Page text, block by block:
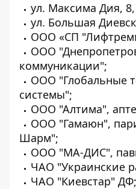
ул. Максима Дия, 8,
ул. Большая
ООО «СП
ООО
коммуникации";
ООО "Глобальные
системы";
ООО "Алтима",
ООО "Гамаюн",
Шарм";
ООО "МА-ДИС",
ЧАО "Украинские
ЧАО "Киевстар" ДФ;